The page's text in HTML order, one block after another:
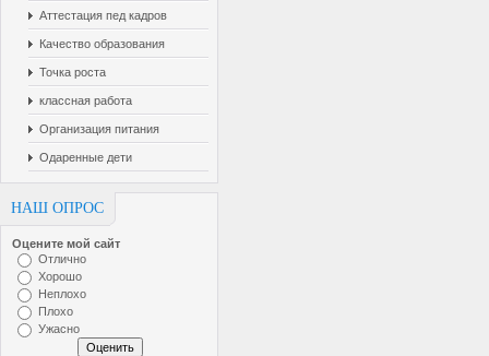
Аттестация пед кадров
Качество образования
Точка роста
классная работа
Организация питания
Одаренные дети
НАШ ОПРОС
Оцените мой сайт
Отлично
Хорошо
Неплохо
Плохо
Ужасно